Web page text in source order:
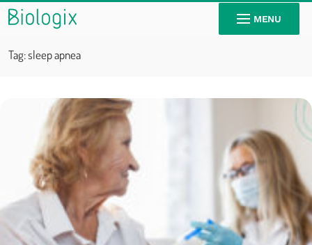
MENU
Tag:sleep apnea